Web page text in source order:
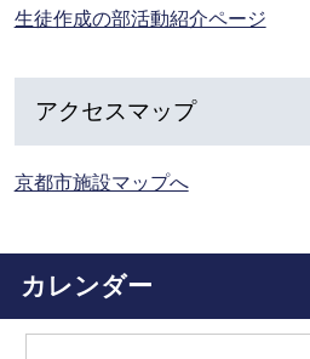
生徒作成の部活動紹介ページ
アクセスマップ
京都市施設マップへ
カレンダー